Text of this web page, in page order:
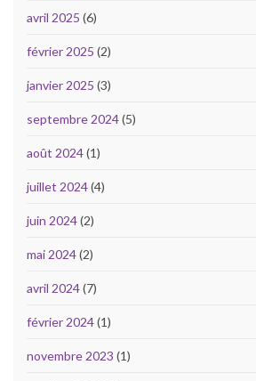
avril 2025 (6)
février 2025 (2)
janvier 2025 (3)
septembre 2024(5)
août 2024(1)
juillet 2024(4)
juin 2024(2)
mai 2024(2)
avril 2024(7)
février 2024(1)
novembre 2023 (1)